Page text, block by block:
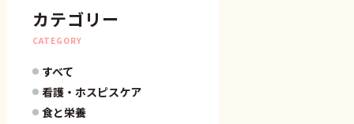
カテゴリー
CATEGORY
すべて
看護・ホスピスケア
食と栄養